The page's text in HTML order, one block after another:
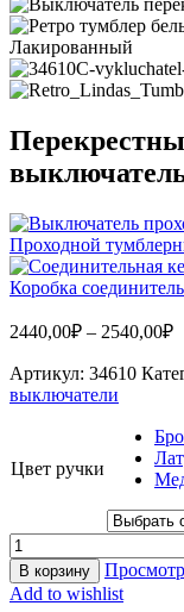
Проходной
Коробка
2440,00₽ – 2540,00₽
Артикул: 34610
выключатели
Цвет ручки
В корзину
Add to wishlist